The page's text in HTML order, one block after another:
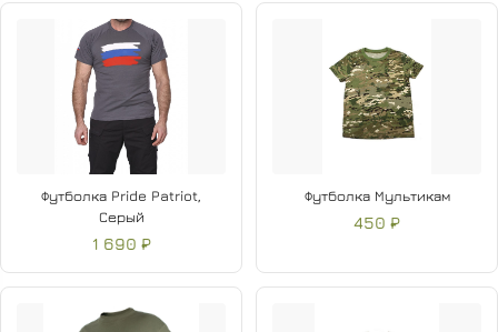
Футболка Pride Patriot,
Серый
1 690 ₽
Футболка Мультикам
450 ₽